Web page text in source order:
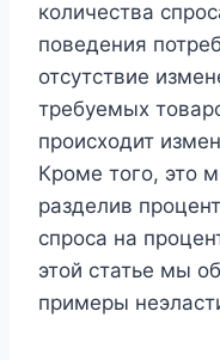
количества
поведения
отсутствие
требуемых
происходит
Кроме того, это
разделив
спроса на
этой статье мы
примеры